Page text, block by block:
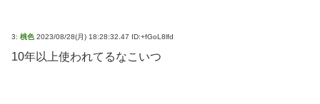
3: 桃色 2023/08/28(月) 18:28:32.47 ID:+fGoL8lfd
10年以上使われてるなこいつ